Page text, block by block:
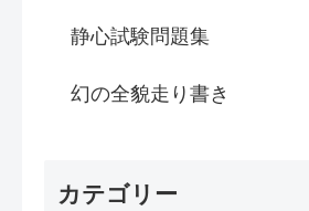
静心試験問題集
幻の全貌走り書き
カテゴリー